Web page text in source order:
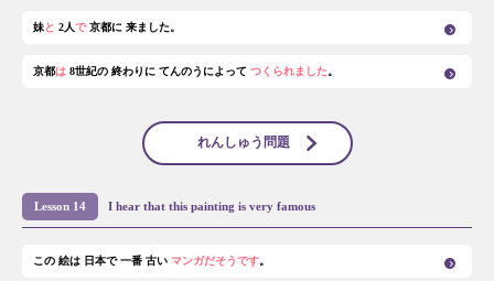
妹と 2人で京都に 来ました。
京都は 8世紀の 終わりに てんのうによって つくられました。
れんしゅう問題
Lesson 14 I hear that this painting is very famous
この 絵は 日本で 一番 古い マンガだそうです。